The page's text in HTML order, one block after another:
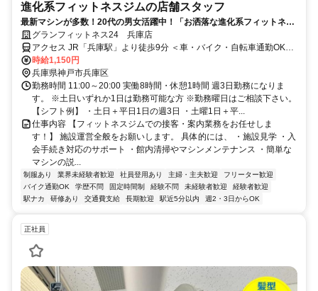
進化系フィットネスジムの店舗スタッフ
最新マシンが多数！20代の男女活躍中！「お洒落な進化系フィットネス
ジム」でアルバイト募集！積極的に社員登用をしています！
グランフィットネス24 兵庫店
アクセス JR「兵庫駅」より徒歩9分 ＜車・バイク・自転車通勤OK！
大型駐車場有！＞
時給1,150円
兵庫県神戸市兵庫区
勤務時間 11:00～20:00 実働8時間・休憩1時間 週3日勤務になりま
す。 ※土日いずれか1日は勤務可能な方 ※勤務曜日はご相談下さい。
【シフト例】 ・土日＋平日1日の週3日 ・土曜1日＋平...
仕事内容 【フィットネスジムでの接客・案内業務をお任せしま
す！】 施設運営全般をお願いします。 具体的には、 ・施設見学 ・入
会手続き対応のサポート ・館内清掃やマシンメンテナンス ・簡単な
マシンの説...
制服あり 業界未経験者歓迎 社員登用あり 主婦・主夫歓迎
フリーター歓迎
バイク通勤OK
学歴不問 固定時間制 経験不問 未経験者歓迎
経験者歓迎
駅ナカ
研修あり 交通費支給 長期歓迎 駅近5分以内 週2・3日からOK
正社員